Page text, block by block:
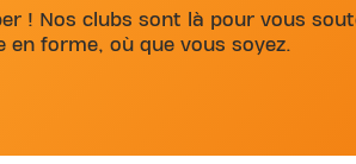
! Nos clubs sont là pour vous
en forme, où que vous soyez.